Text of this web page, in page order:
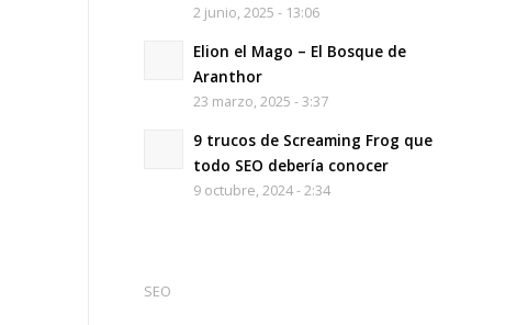
2 junio, 2025 - 13:06
Elion el Mago – El Bosque de
Aranthor
23 marzo, 2025 - 3:37
9 trucos de Screaming Frog que
todo SEO debería conocer
9 octubre, 2024 - 2:34
SEO